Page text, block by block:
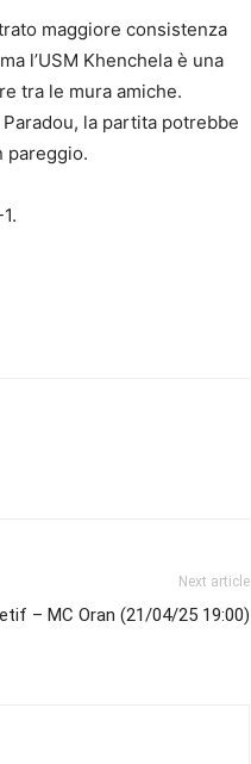
maggiore consistenza
l’USM Khenchela è una
tra le mura amiche.
la partita potrebbe
pareggio.
Next article
– MC Oran (21/04/25 19:00)